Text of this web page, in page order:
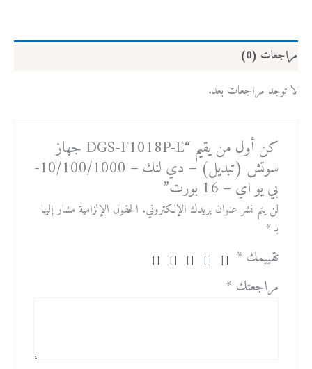
مراجعات (0)
لا توجد مراجعات بعد.
كن أول من يقيم “DGS-F1018P-E جهاز
سوتش (تبديل) – دي لنك – 10/100/1000-
بي يو اي – 16 بورت”
لن يتم نشر عنوان بريدك الإلكتروني. الحقول الإلزامية مشار إليها
بـ*
تقييمك *
مراجعتك *